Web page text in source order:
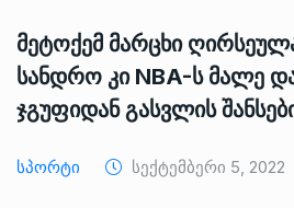
მეტოქემ მარცხი
სანდრო კი NBA-ს მალე
ჯგუფიდან გასვლის
Სპორტი Სექტემბერი 5, 2022